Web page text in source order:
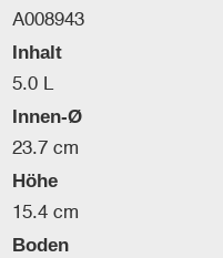
A008943
Inhalt
5.0 L
Innen-Ø
23.7 cm
Höhe
15.4 cm
Boden